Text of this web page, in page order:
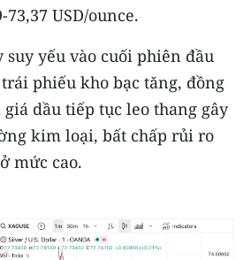
USD/ounce.
suy yếu vào cuối phiên đầu
phiếu kho bạc tăng, đồng
dầu tiếp tục leo thang gây
kim loại, bất chấp rủi ro
mức cao.